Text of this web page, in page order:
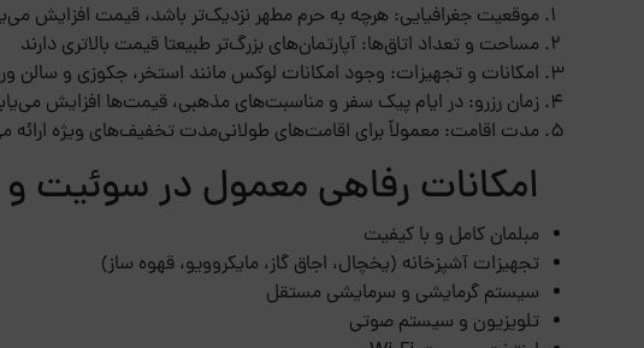
موقعیت جغرافیایی: هرچه به حرم مطهر نزدیک‌تر باشد، قیمت افزایش
مساحت و تعداد اتاق‌ها: آپارتمان‌های بزرگ‌تر طبیعتا قیمت بالاتری دارند
امکانات و تجهیزات: وجود امکانات لوکس مانند استخر، جکوزی و سالن
زمان رزرو: در ایام پیک سفر و مناسبت‌های مذهبی، قیمت‌ها افزایش
مدت اقامت: معمولاً برای اقامت‌های طولانی‌مدت تخفیف‌های ویژه ارائه
امکانات رفاهی معمول در سوئیت
مبلمان کامل و با کیفیت
تجهیزات آشپزخانه (یخچال، اجاق گاز، مایکروویو، قهوه ساز)
سیستم گرمایشی و سرمایشی مستقل
تلویزیون و سیستم صوتی